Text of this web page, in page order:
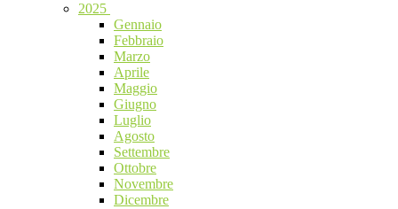
2025
Gennaio
Febbraio
Marzo
Aprile
Maggio
Giugno
Luglio
Agosto
Settembre
Ottobre
Novembre
Dicembre